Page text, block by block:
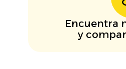
Encuentra
y